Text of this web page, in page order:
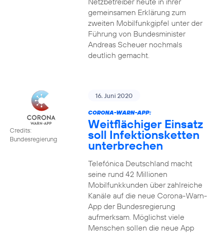
gemeinsamen Erklärung zum
zweiten Mobilfunkgipfel unter der
Führung von Bundesminister
Andreas Scheuer nochmals
deutlich gemacht.
Credits:
Bundesregierung
16. Juni 2020
CORONA-WARN-APP:
Weitflächiger Einsatz
soll Infektionsketten
unterbrechen
Telefónica Deutschland macht
seine rund 42 Millionen
Mobilfunkkunden über zahlreiche
Kanäle auf die neue Corona-Warn-
App der Bundesregierung
aufmerksam. Möglichst viele
Menschen sollen die neue App